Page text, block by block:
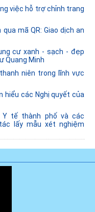
việc hỗ trợ chỉnh trang
mã QR: Giao dịch an
cư xanh - sạch - đẹp
Quang Minh
niên trong lĩnh vực
hiểu các Nghị quyết của
Y tế thành phố và các
lấy mẫu xét nghiệm